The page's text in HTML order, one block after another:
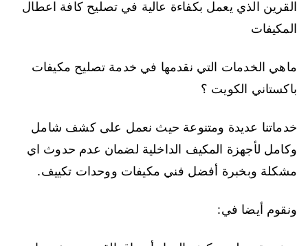
القرين الذي يعمل بكفاءة عالية في تصليح كافة اعطال
المكيفات
ماهي الخدمات التي نقدمها في خدمة تصليح مكيفات
باكستاني الكويت ؟
خدماتنا عديدة ومتنوعة حيث نعمل على كشف شامل
وكامل لأجهزة المكيف الداخلية لضمان عدم حدوث اي
مشكلة وبخبرة أفضل فني مكيفات ووحدات تكييف.
ونقوم أيضا في: